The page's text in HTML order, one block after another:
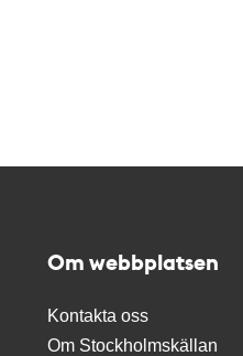
Om webbplatsen
Kontakta oss
Om Stockholmskällan